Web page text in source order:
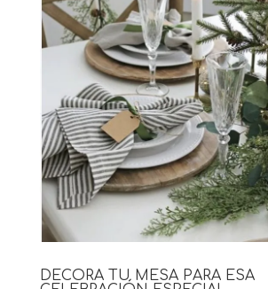
DECORA TU MESA PARA ESA